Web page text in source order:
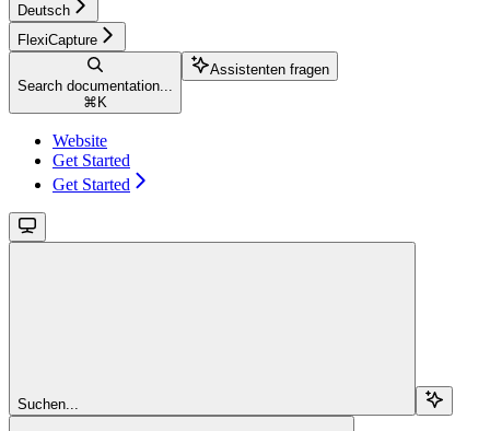
Deutsch
FlexiCapture
Search documentation...
⌘ K
Assistenten fragen
Website
Get Started
Get Started
Suchen...